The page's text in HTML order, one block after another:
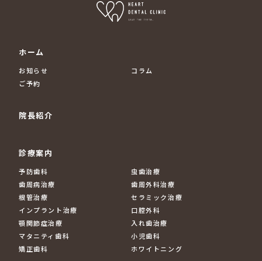
ホーム
お知らせ
コラム
ご予約
院長紹介
診療案内
予防歯科
虫歯治療
歯周病治療
歯周外科治療
根管治療
セラミック治療
インプラント治療
口腔外科
顎関節症治療
入れ歯治療
マタニティ歯科
小児歯科
矯正歯科
ホワイトニング